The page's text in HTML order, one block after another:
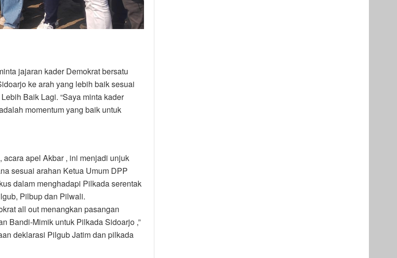
jajaran kader Demokrat bersatu
ke arah yang lebih baik sesuai
Baik Lagi. “Saya minta kader
momentum yang baik untuk
apel Akbar , ini menjadi unjuk
sesuai arahan Ketua Umum DPP
dalam menghadapi Pilkada serentak
Pilbup dan Pilwali.
all out menangkan pasangan
Bandi-Mimik untuk Pilkada Sidoarjo ,”
deklarasi Pilgub Jatim dan pilkada